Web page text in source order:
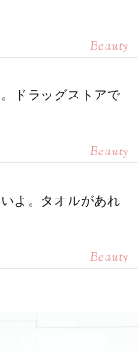
Beauty
ドラッグストアで
Beauty
よ。タオルがあれ
Beauty